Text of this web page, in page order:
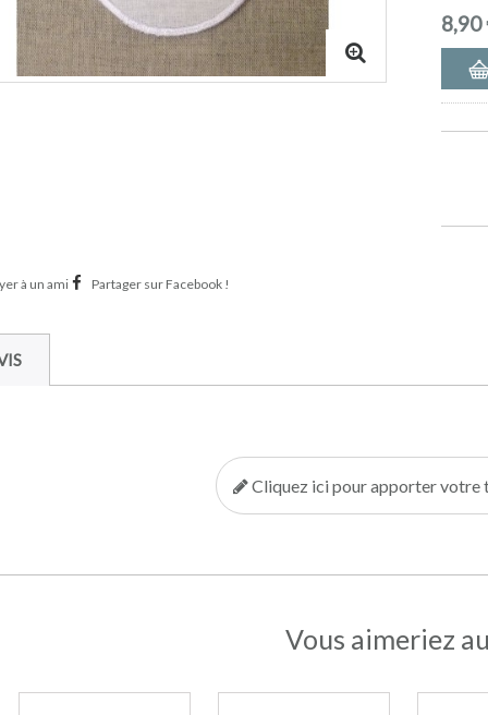
8,90
à un ami Partager sur Facebook !
Cliquez ici pour apporter votre
Vous aimeriez